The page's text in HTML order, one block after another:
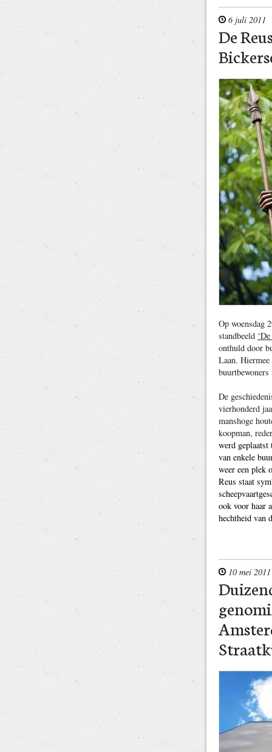
6 juli 2011
De
Op woensdag
standbeeld
onthuld door
Laan. Hiermee
De
vierhonderd
manshoge
koopman,
werd geplaatst
van enkele
weer een plek
Reus staat
ook voor haar
hechtheid van
10 mei 2011